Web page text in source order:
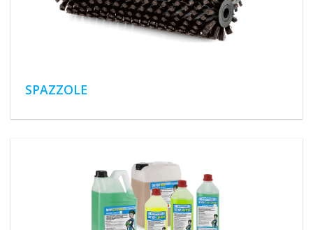
SPAZZOLE